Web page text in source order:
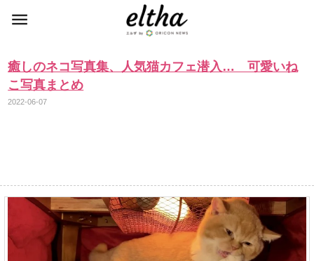
癒しのネコ写真集、人気猫カフェ潜入… 可愛いね
こ写真まとめ
2022-06-07